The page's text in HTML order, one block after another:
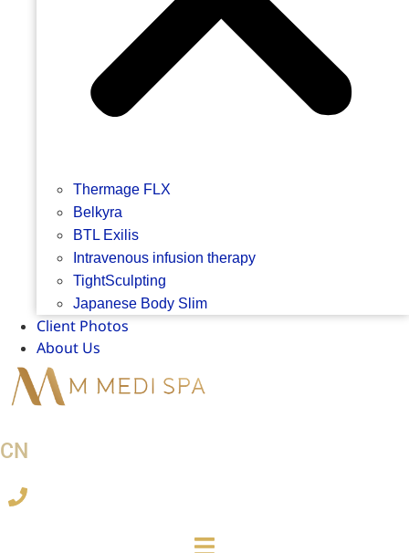
Thermage FLX
Belkyra
BTL Exilis
Intravenous infusion therapy
TightSculpting
Japanese Body Slim
Client Photos
About Us
CN